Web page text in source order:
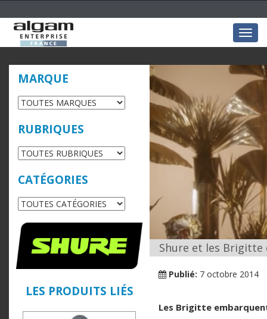
MARQUE
RUBRIQUES
CATÉGORIES
LES PRODUITS LIÉS
Shure et les Brigitte
Publié: 7 octobre 2014
Les Brigitte